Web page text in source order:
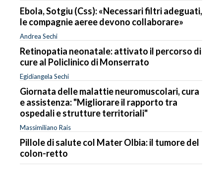
Ebola, Sotgiu (Css): «Necessari filtri adeguati,
le compagnie aeree devono collaborare»
Andrea Sechi
Retinopatia neonatale: attivato il percorso di
cure al Policlinico di Monserrato
Egidiangela Sechi
Giornata delle malattie neuromuscolari, cura
e assistenza: "Migliorare il rapporto tra
ospedali e strutture territoriali"
Massimiliano Rais
Pillole di salute col Mater Olbia: il tumore del
colon-retto